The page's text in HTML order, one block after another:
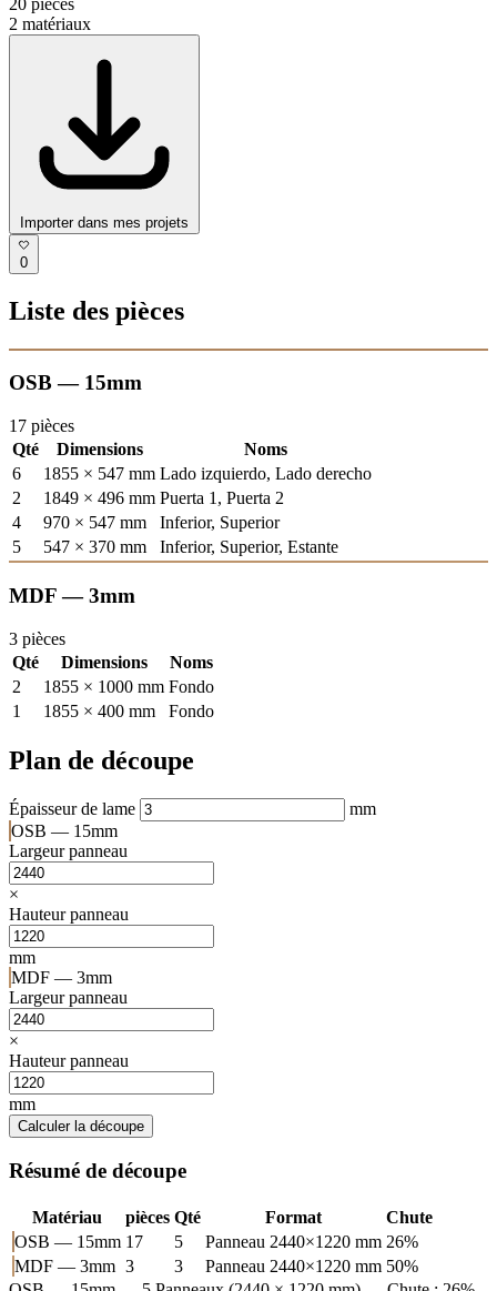
2 matériaux
Importer dans mes projets
0
Liste des pièces
OSB — 15mm
17 pièces
Qté
Dimensions
Noms
6
1855 × 547 mm Lado izquierdo, Lado derecho
2
1849 × 496 mm Puerta 1, Puerta 2
4
970 × 547 mm
Inferior, Superior
5
547 × 370 mm Inferior, Superior, Estante
MDF — 3mm
3 pièces
Qté
Dimensions
Noms
2
1855 × 1000 mm Fondo
1
1855 × 400 mm Fondo
Plan de découpe
Épaisseur de lame
mm
OSB — 15mm
Largeur panneau
×
Hauteur panneau
mm
MDF — 3mm
Largeur panneau
×
Hauteur panneau
mm
Calculer la découpe
Résumé de découpe
Matériau pièces Qté Format
Chute
OSB — 15mm 17 5 Panneau 2440×1220 mm 26%
MDF — 3mm 3 3 Panneau 2440×1220 mm 50%